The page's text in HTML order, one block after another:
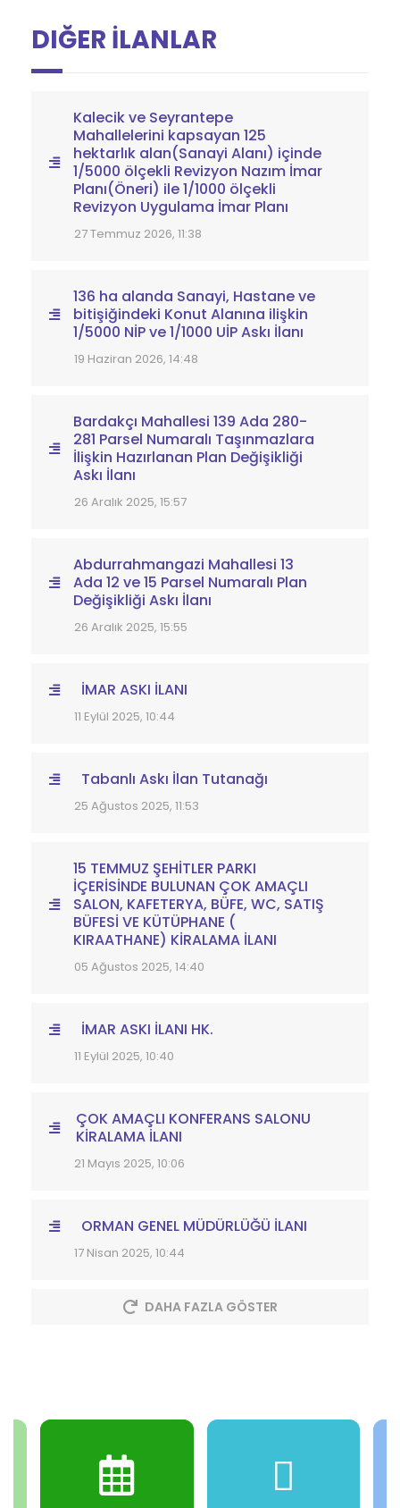
DIĞER İLANLAR
Kalecik ve Seyrantepe
Mahallelerini kapsayan 125
hektarlık alan(Sanayi Alanı) içinde
1/5000 ölçekli Revizyon Nazım İmar
Planı(Öneri) ile 1/1000 ölçekli
Revizyon Uygulama İmar Planı
27 Temmuz 2026, 11:38
136 ha alanda Sanayi, Hastane ve
bitişiğindeki Konut Alanına ilişkin
1/5000 NİP ve 1/1000 UİP Askı İlanı
19 Haziran 2026, 14:48
Bardakçı Mahallesi 139 Ada 280-
281 Parsel Numaralı Taşınmazlara
İlişkin Hazırlanan Plan Değişikliği
Askı İlanı
26 Aralık 2025, 15:57
Abdurrahmangazi Mahallesi 13
Ada 12 ve 15 Parsel Numaralı Plan
Değişikliği Askı İlanı
26 Aralık 2025, 15:55
İMAR ASKI İLANI
11 Eylül 2025, 10:44
Tabanlı Askı İlan Tutanağı
25 Ağustos 2025, 11:53
15 TEMMUZ ŞEHİTLER PARKI
İÇERİSİNDE BULUNAN ÇOK AMAÇLI
SALON, KAFETERYA, BÜFE, WC, SATIŞ
BÜFESİ VE KÜTÜPHANE (
KIRAATHANE) KİRALAMA İLANI
05 Ağustos 2025, 14:40
İMAR ASKI İLANI HK.
11 Eylül 2025, 10:40
ÇOK AMAÇLI KONFERANS SALONU
KİRALAMA İLANI
21 Mayıs 2025, 10:06
ORMAN GENEL MÜDÜRLÜĞÜ İLANI
17 Nisan 2025, 10:44
DAHA FAZLA GÖSTER